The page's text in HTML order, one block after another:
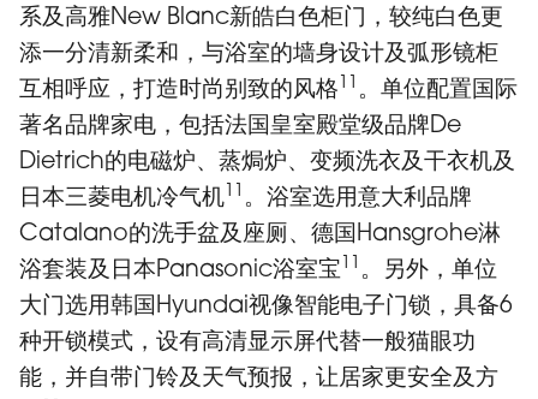
系及高雅New Blanc新皓白色柜门，较纯白色更
添一分清新柔和，与浴室的墙身设计及弧形镜柜
互相呼应，打造时尚别致的风格11 。单位配置国际
著名品牌家电，包括法国皇室殿堂级品牌De
Dietrich的电磁炉、蒸焗炉、变频洗衣及干衣机及
日本三菱电机冷气机11 。浴室选用意大利品牌
Catalano的洗手盆及座厕、德国Hansgrohe淋
浴套装及日本Panasonic浴室宝11 。另外，单位
大门选用韩国Hyundai视像智能电子门锁，具备6
种开锁模式，设有高清显示屏代替一般猫眼功
能，并自带门铃及天气预报，让居家更安全及方